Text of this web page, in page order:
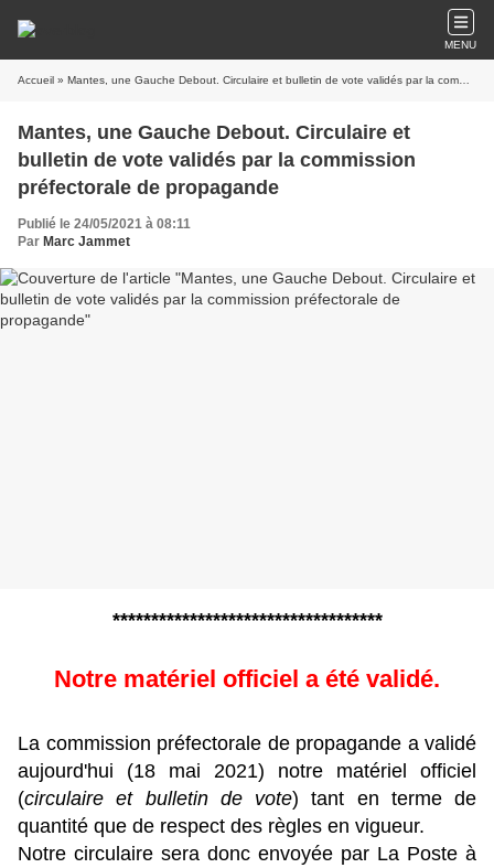
MENU
Accueil » Mantes, une Gauche Debout. Circulaire et bulletin de vote validés par la commission préfectorale de propagande
Mantes, une Gauche Debout. Circulaire et
bulletin de vote validés par la commission
préfectorale de propagande
Publié le 24/05/2021 à 08:11
Par Marc Jammet
***********************************
Notre matériel officiel a été validé.
La commission préfectorale de propagande a validé
aujourd'hui (18 mai 2021) notre matériel officiel
(circulaire et bulletin de vote) tant en terme de
quantité que de respect des règles en vigueur.
Notre circulaire sera donc envoyée par La Poste à